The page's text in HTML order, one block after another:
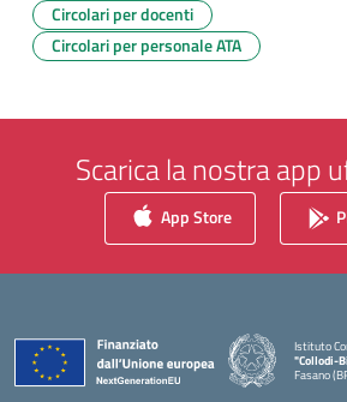
Circolari per docenti
Circolari per personale ATA
Scarica la nostra app
App Store
Istituto
"Collodi-
Fasano